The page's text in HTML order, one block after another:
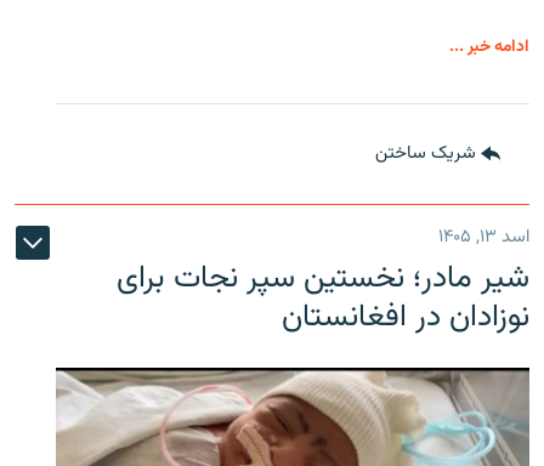
ادامه خبر ...
شریک ساختن
اسد ۱۳, ۱۴۰۵
شیر مادر؛ نخستین سپر نجات برای
نوزادان در افغانستان